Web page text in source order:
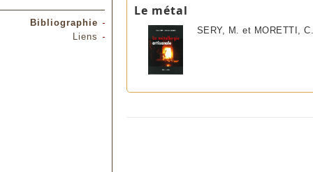
Bibliographie
Liens
Le métal
SERY, M. et MORETTI,